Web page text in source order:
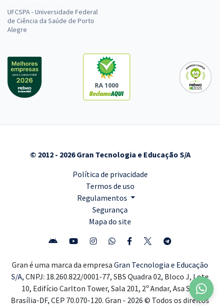
UFCSPA - Universidade Federal
de Ciência da Saúde de Porto
Alegre
RA 1000
© 2012 - 2026 Gran Tecnologia e Educação S/A
Política de privacidade
Termos de uso
Regulamentos
Segurança
Mapa do site
Gran é uma marca da empresa Gran Tecnologia e Educação
S/A, CNPJ: 18.260.822/0001-77, SBS Quadra 02, Bloco J, Lote
10, Edifício Carlton Tower, Sala 201, 2º Andar, Asa Sul,
Brasília-DF, CEP 70.070-120. Gran - 2026 © Todos os direitos